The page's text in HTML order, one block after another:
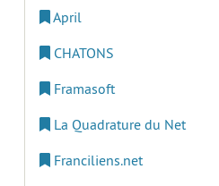
April
CHATONS
Framasoft
La Quadrature du Net
Franciliens.net